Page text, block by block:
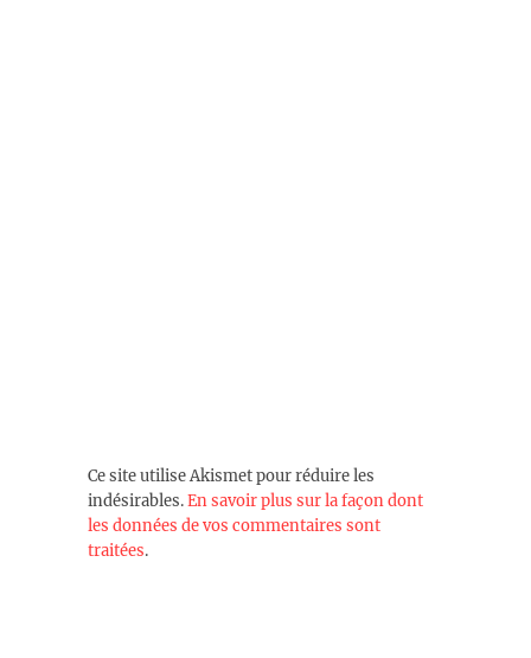
Ce site utilise Akismet pour réduire les
indésirables.En savoir plus sur la façon dont
les données de vos commentaires sont
traitées.